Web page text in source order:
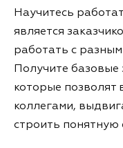
Научитесь
является
работать с
Получите
которые позволят
коллегами,
строить понятную